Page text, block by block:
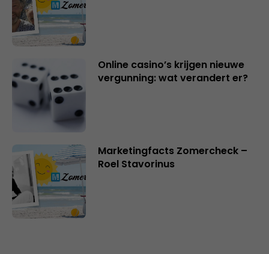
Online casino’s krijgen nieuwe
vergunning: wat verandert er?
Marketingfacts Zomercheck –
Roel Stavorinus